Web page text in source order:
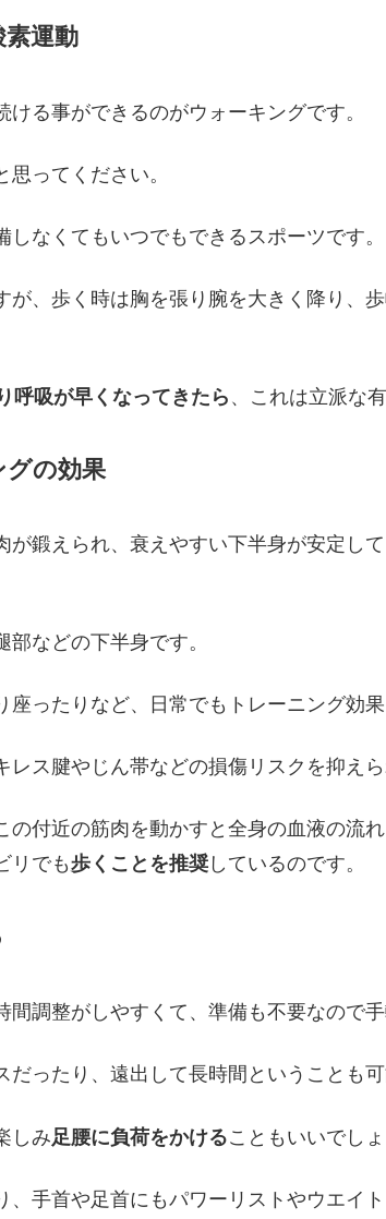
運動
る事ができるのがウォーキングです。
思ってください。
なくてもいつでもできるスポーツです。
が、歩く時は胸を張り腕を大きく降り、
呼吸が早くなってきたら 、これは立派な
の効果
が鍛えられ、衰えやすい下半身が安定し
などの下半身です。
座ったりなど、日常でもトレーニング効果
レス腱やじん帯などの損傷リスクを抑えら
の付近の筋肉を動かすと全身の血液の流
リでも歩くことを推奨 しているのです。
間調整がしやすくて、準備も不要なので手
ったり、遠出して長時間ということも可
しみ足腰に負荷をかけることもいいでしょ
、手首や足首にもパワーリストやウエイ